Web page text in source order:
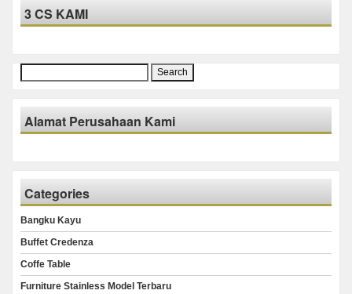
3 CS KAMI
for:
Alamat Perusahaan Kami
Categories
Bangku Kayu
Buffet Credenza
Coffe Table
Furniture Stainless Model Terbaru